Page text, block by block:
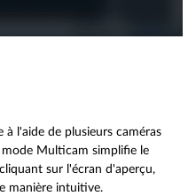
à l'aide de plusieurs caméras
Multicam simplifie le
sur l'écran d'aperçu,
manière intuitive.